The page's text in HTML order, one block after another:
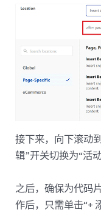
接下来，向下滚动
辑”开关切换为“活动
之后，确保为代码
作后，只需单击“+